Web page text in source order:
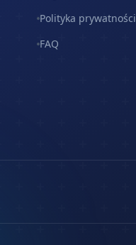
Polityka prywatności
FAQ